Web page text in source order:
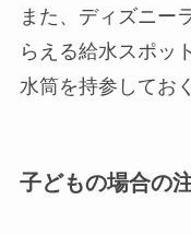
また、ディズニー
らえる給水スポッ
水筒を持参してお
子どもの場合の